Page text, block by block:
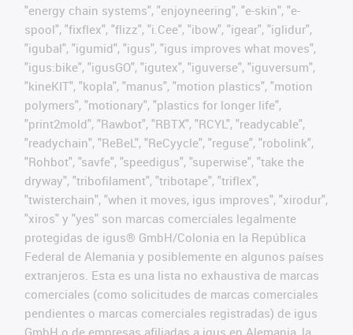
"energy chain systems", "enjoyneering", "e-skin", "e-
spool", "fixflex", "flizz", "i.Cee", "ibow", "igear", "iglidur",
"igubal", "igumid", "igus", "igus improves what moves",
"igus:bike", "igusGO", "igutex", "iguverse", "iguversum",
"kineKIT", "kopla", "manus", "motion plastics", "motion
polymers", "motionary", "plastics for longer life",
"print2mold", "Rawbot", "RBTX", "RCYL", "readycable",
"readychain", "ReBeL", "ReCyycle", "reguse", "robolink",
"Rohbot", "savfe", "speedigus", "superwise", "take the
dryway", "tribofilament", "tribotape", "triflex",
"twisterchain", "when it moves, igus improves", "xirodur",
"xiros" y "yes" son marcas comerciales legalmente
protegidas de igus® GmbH/Colonia en la República
Federal de Alemania y posiblemente en algunos países
extranjeros. Esta es una lista no exhaustiva de marcas
comerciales (como solicitudes de marcas comerciales
pendientes o marcas comerciales registradas) de igus
GmbH o de empresas afiliadas a igus en Alemania, la